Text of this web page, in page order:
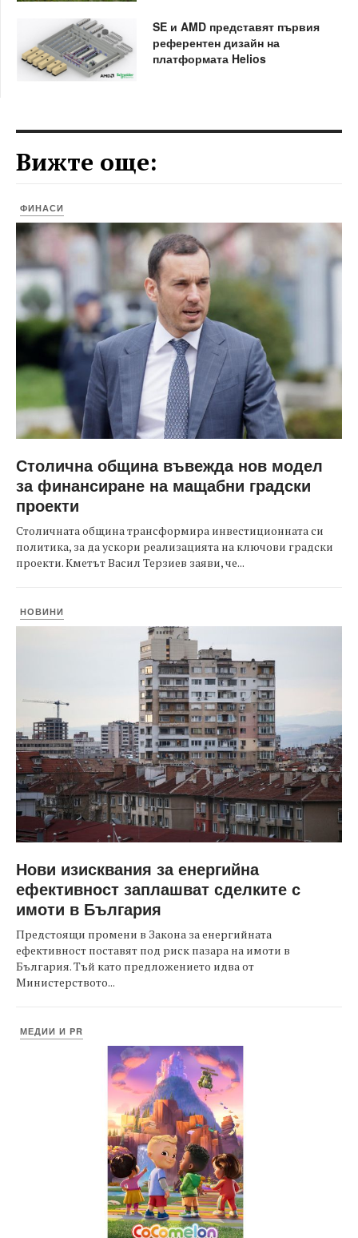
SE и AMD представят първия
референтен дизайн на
платформата Helios
Вижте още:
ФИНАСИ
Столична община въвежда нов модел
за финансиране на мащабни градски
проекти
Столичната община трансформира инвестиционната си
политика, за да ускори реализацията на ключови градски
проекти. Кметът Васил Терзиев заяви, че...
НОВИНИ
Нови изисквания за енергийна
ефективност заплашват сделките с
имоти в България
Предстоящи промени в Закона за енергийната
ефективност поставят под риск пазара на имоти в
България. Тъй като предложението идва от
Министерството...
МЕДИИ И PR